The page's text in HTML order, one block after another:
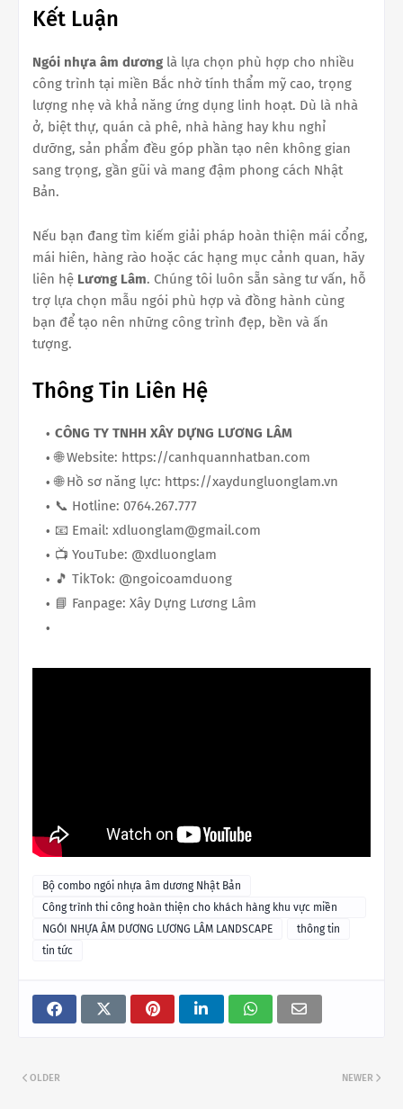
Kết Luận
Ngói nhựa âm dương là lựa chọn phù hợp cho nhiều
công trình tại miền Bắc nhờ tính thẩm mỹ cao, trọng
lượng nhẹ và khả năng ứng dụng linh hoạt. Dù là nhà
ở, biệt thự, quán cà phê, nhà hàng hay khu nghỉ
dưỡng, sản phẩm đều góp phần tạo nên không gian
sang trọng, gần gũi và mang đậm phong cách Nhật
Bản.
Nếu bạn đang tìm kiếm giải pháp hoàn thiện mái cổng,
mái hiên, hàng rào hoặc các hạng mục cảnh quan, hãy
liên hệ Lương Lâm. Chúng tôi luôn sẵn sàng tư vấn, hỗ
trợ lựa chọn mẫu ngói phù hợp và đồng hành cùng
bạn để tạo nên những công trình đẹp, bền và ấn
tượng.
Thông Tin Liên Hệ
CÔNG TY TNHH XÂY DỰNG LƯƠNG LÂM
🌐 Website: https://canhquannhatban.com
🌐 Hồ sơ năng lực: https://xaydungluonglam.vn
📞 Hotline: 0764.267.777
📧 Email: xdluonglam@gmail.com
📺 YouTube: @xdluonglam
🎵 TikTok: @ngoicoamduong
📘 Fanpage: Xây Dựng Lương Lâm
Bộ combo ngói nhựa âm dương Nhật Bản
Công trình thi công hoàn thiện cho khách hàng khu vực miền
Bắc
NGÓI NHỰA ÂM DƯƠNG LƯƠNG LÂM LANDSCAPE
thông tin
tin tức
NEWER
OLDER